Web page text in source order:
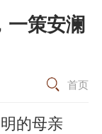
一策安澜
首页
的母亲